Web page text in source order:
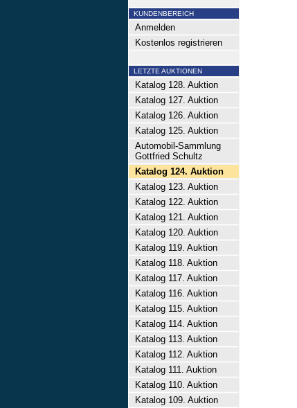
KUNDENBEREICH
Anmelden
Kostenlos registrieren
LETZTE AUKTIONEN
Katalog 128. Auktion
Katalog 127. Auktion
Katalog 126. Auktion
Katalog 125. Auktion
Automobil-Sammlung
Gottfried Schultz
Katalog 124. Auktion
Katalog 123. Auktion
Katalog 122. Auktion
Katalog 121. Auktion
Katalog 120. Auktion
Katalog 119. Auktion
Katalog 118. Auktion
Katalog 117. Auktion
Katalog 116. Auktion
Katalog 115. Auktion
Katalog 114. Auktion
Katalog 113. Auktion
Katalog 112. Auktion
Katalog 111. Auktion
Katalog 110. Auktion
Katalog 109. Auktion